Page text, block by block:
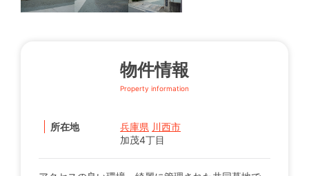
物件情報
Property information
所在地 兵庫県 川西市
加茂4丁目